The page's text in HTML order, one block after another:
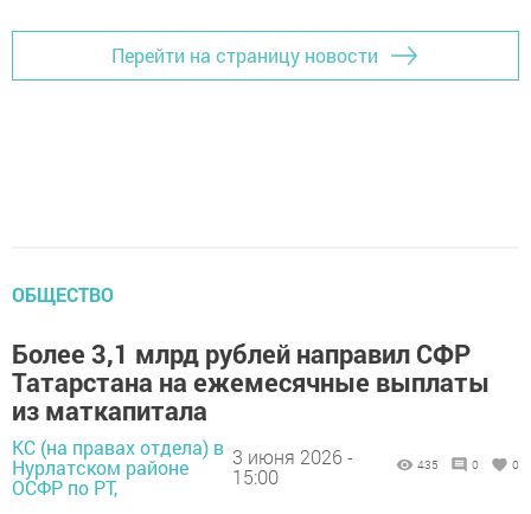
Перейти на страницу новости
ОБЩЕСТВО
Более 3,1 млрд рублей направил СФР
Татарстана на ежемесячные выплаты
из маткапитала
КС (на правах отдела) в
Нурлатском районе
ОСФР по РТ,
3 июня 2026 -
15:00
435 0 0